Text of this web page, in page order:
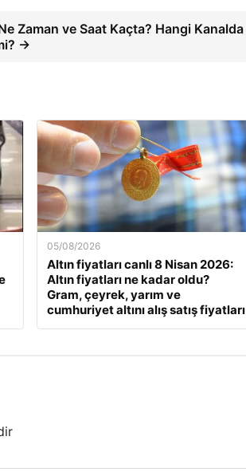
Zaman ve Saat Kaçta? Hangi Kanalda
→
05/08/2026
Altın fiyatları canlı 8 Nisan 2026:
Altın fiyatları ne kadar oldu?
Gram, çeyrek, yarım ve
cumhuriyet altını alış satış fiyatları